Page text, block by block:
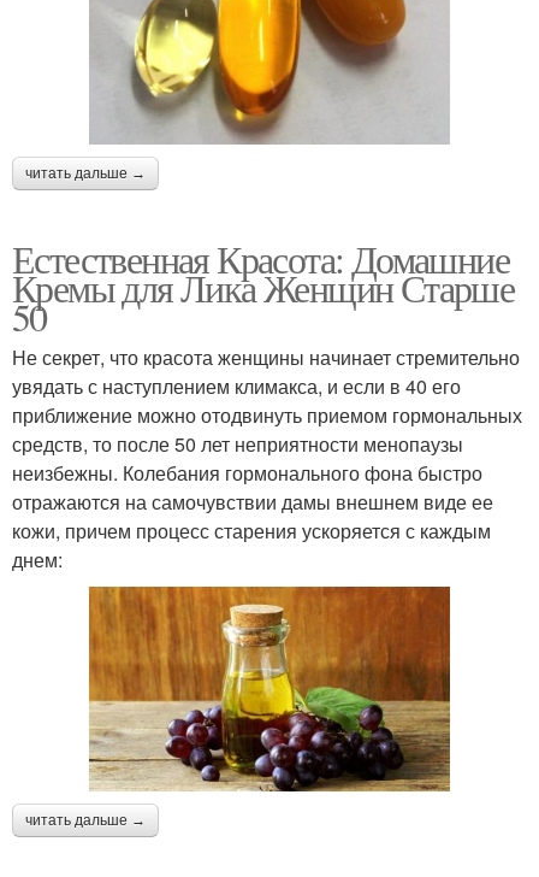
читать дальше →
Естественная Красота: Домашние
Кремы для Лика Женщин Старше
50
Не секрет, что красота женщины начинает стремительно
увядать с наступлением климакса, и если в 40 его
приближение можно отодвинуть приемом гормональных
средств, то после 50 лет неприятности менопаузы
неизбежны. Колебания гормонального фона быстро
отражаются на самочувствии дамы внешнем виде ее
кожи, причем процесс старения ускоряется с каждым
днем:
читать дальше →